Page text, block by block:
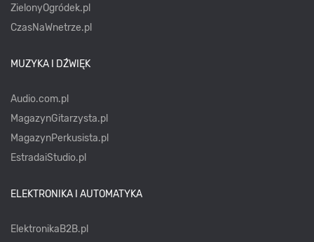
ZielonyOgródek.pl
CzasNaWnetrze.pl
MUZYKA I DŹWIĘK
Audio.com.pl
MagazynGitarzysta.pl
MagazynPerkusista.pl
EstradaiStudio.pl
ELEKTRONIKA I AUTOMATYKA
ElektronikaB2B.pl